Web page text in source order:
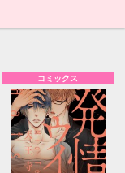
コミックス